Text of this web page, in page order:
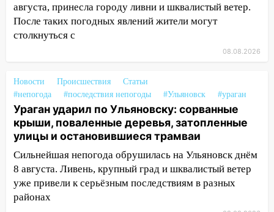
13:54 В мэрии Ульяновска рассказали,
как устраняют последствия мощного
шторма
Ульяновск: дерево рухнуло на дом на
Орджоникидзе
13:47 На Нижней Террасе мощным
ветром вырвало дерево с корнем
13:46
Сильный ветер сорвал крышу с
СТО на проспекте Созидателей
13:35 Непогода продолжает бить по
транспорту: в Ульяновске трамвай
августа, принесла городу ливни и шквалистый ветер.
После таких погодных явлений жители могут
столкнуться с
08.08.2026
Новости Происшествия
Статьи
#непогода
#последствия непогоды #Ульяновск #ураган
Ураган ударил по Ульяновску: сорванные
крыши, поваленные деревья, затопленные
улицы и остановившиеся трамваи
Сильнейшая непогода обрушилась на Ульяновск днём
8 августа. Ливень, крупный град и шквалистый ветер
уже привели к серьёзным последствиям в разных
районах